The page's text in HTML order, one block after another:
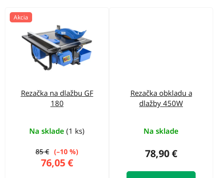
Akcia
Rezačka na dlažbu GF
180
Na sklade (1 ks)
76,05 €
85 € (–10 %)
Rezačka obkladu a
dlažby 450W
Na sklade
78,90 €